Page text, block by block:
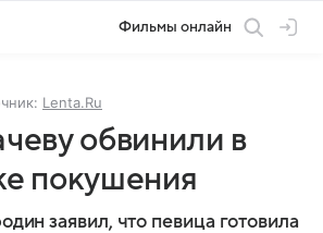
Фильмы онлайн
Lenta.Ru
обвинили в
покушения
заявил, что певица готовила